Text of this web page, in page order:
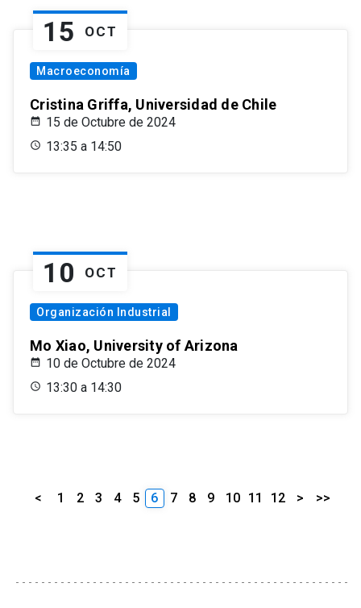
15 OCT
Macroeconomía
Cristina Griffa, Universidad de Chile
15 de Octubre de 2024
13:35 a 14:50
10 OCT
Organización Industrial
Mo Xiao, University of Arizona
10 de Octubre de 2024
13:30 a 14:30
< 1 2 3 4 5 6 7 8 9 10 11 12 > >>